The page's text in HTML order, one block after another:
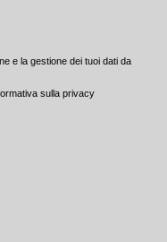
e la gestione dei tuoi dati da
sulla privacy